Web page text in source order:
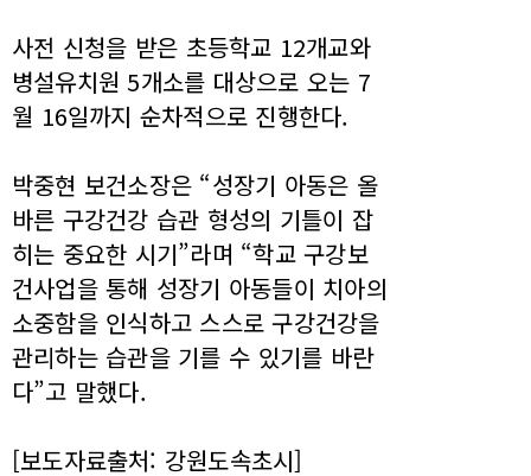
사전 신청을 받은 초등학교 12개교와
병설유치원 5개소를 대상으로 오는 7
월 16일까지 순차적으로 진행한다.
박중현 보건소장은 “성장기 아동은 올
바른 구강건강 습관 형성의 기틀이 잡
히는 중요한 시기”라며 “학교 구강보
건사업을 통해 성장기 아동들이 치아의
소중함을 인식하고 스스로 구강건강을
관리하는 습관을 기를 수 있기를 바란
다”고 말했다.
[보도자료출처: 강원도속초시]